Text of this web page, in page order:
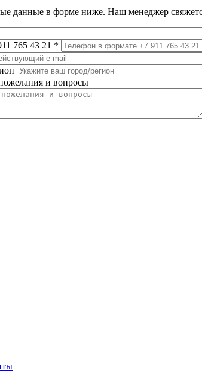
данные в форме ниже. Наш менеджер
765 43 21 *
и вопросы